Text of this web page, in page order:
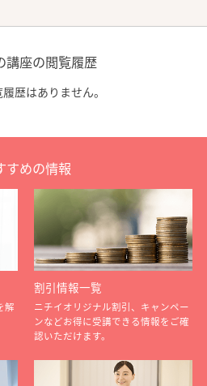
講座の閲覧履歴
歴はありません。
すめの情報
解
割引情報一覧
ニチイオリジナル割引、キャンペー
ンなどお得に受講できる情報をご確
認いただけます。